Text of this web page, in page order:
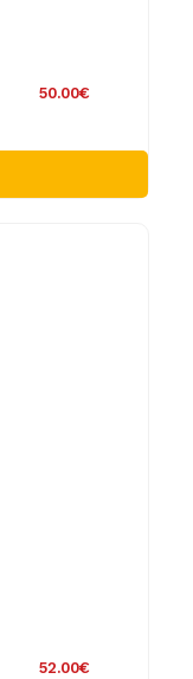
50.00€
52.00€